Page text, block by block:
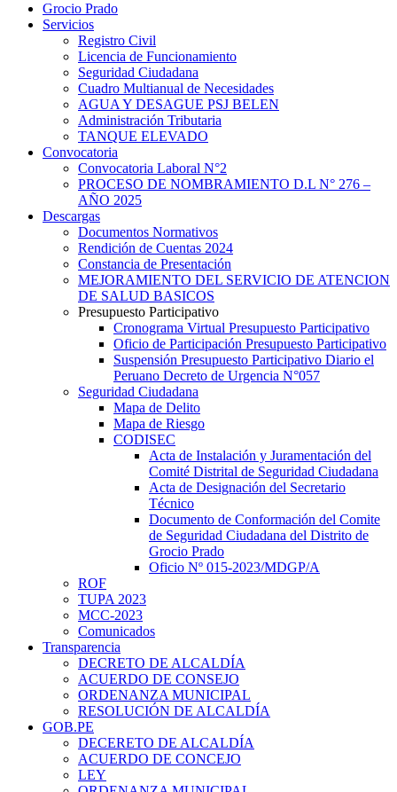
Grocio Prado
Servicios
Registro Civil
Licencia de Funcionamiento
Seguridad Ciudadana
Cuadro Multianual de Necesidades
AGUA Y DESAGUE PSJ BELEN
Administración Tributaria
TANQUE ELEVADO
Convocatoria
Convocatoria Laboral N°2
PROCESO DE NOMBRAMIENTO D.L N° 276 –
AÑO 2025
Descargas
Documentos Normativos
Rendición de Cuentas 2024
Constancia de Presentación
MEJORAMIENTO DEL SERVICIO DE ATENCION
DE SALUD BASICOS
Presupuesto Participativo
Cronograma Virtual Presupuesto Participativo
Oficio de Participación Presupuesto Participativo
Suspensión Presupuesto Participativo Diario el
Peruano Decreto de Urgencia N°057
Seguridad Ciudadana
Mapa de Delito
Mapa de Riesgo
CODISEC
Acta de Instalación y Juramentación del
Comité Distrital de Seguridad Ciudadana
Acta de Designación del Secretario
Técnico
Documento de Conformación del Comite
de Seguridad Ciudadana del Distrito de
Grocio Prado
Oficio Nº 015-2023/MDGP/A
ROF
TUPA 2023
MCC-2023
Comunicados
Transparencia
DECRETO DE ALCALDÍA
ACUERDO DE CONSEJO
ORDENANZA MUNICIPAL
RESOLUCIÓN DE ALCALDÍA
GOB.PE
DECERETO DE ALCALDÍA
ACUERDO DE CONCEJO
LEY